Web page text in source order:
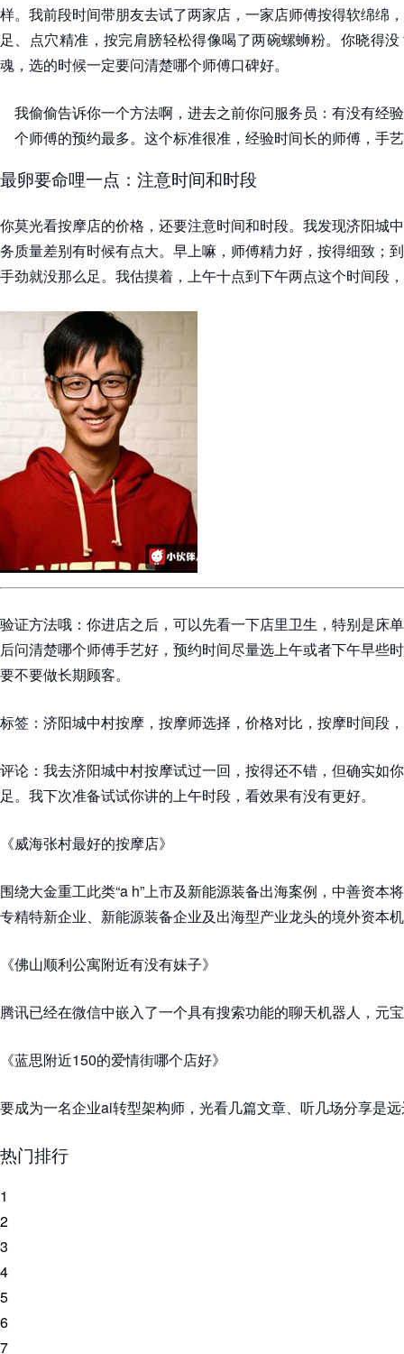
样。我前段时间带朋友去试了两家店，一家店师傅按得软绵绵
足、点穴精准，按完肩膀轻松得像喝了两碗螺蛳粉。你晓得
魂，选的时候一定要问清楚哪个师傅口碑好。
我偷偷告诉你一个方法啊，进去之前你问服务员：有没有经
个师傅的预约最多。这个标准很准，经验时间长的师傅，手
最卵要命哩一点：注意时间和时段
你莫光看按摩店的价格，还要注意时间和时段。我发现济阳城
务质量差别有时候有点大。早上嘛，师傅精力好，按得细致；
手劲就没那么足。我估摸着，上午十点到下午两点这个时间段
验证方法哦：你进店之后，可以先看一下店里卫生，特别是床
后问清楚哪个师傅手艺好，预约时间尽量选上午或者下午早些
要不要做长期顾客。
标签：济阳城中村按摩，按摩师选择，价格对比，按摩时间段
评论：我去济阳城中村按摩试过一回，按得还不错，但确实如
足。我下次准备试试你讲的上午时段，看效果有没有更好。
《威海张村最好的按摩店》
围绕大金重工此类“a h”上市及新能源装备出海案例，中善资本
专精特新企业、新能源装备企业及出海型产业龙头的境外资本
《佛山顺利公寓附近有没有妹子》
腾讯已经在微信中嵌入了一个具有搜索功能的聊天机器人，元
《蓝思附近150的爱情街哪个店好》
要成为一名企业ai转型架构师，光看几篇文章、听几场分享是
热门排行
1
2
3
4
5
6
7